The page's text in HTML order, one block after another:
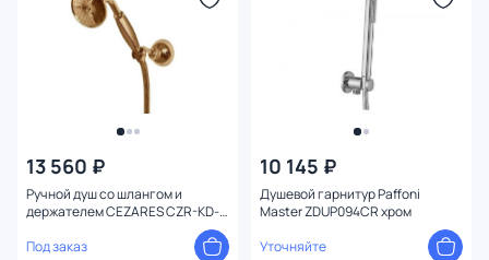
13 560 ₽
Ручной душ со шлангом и
держателем CEZARES CZR-KD-
Под заказ
10 145 ₽
Душевой гарнитур Paffoni
Master ZDUP094CR хром
Уточняйте